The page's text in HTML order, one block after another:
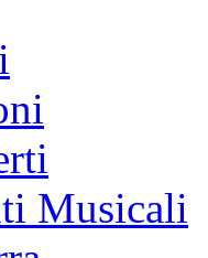
Musicali